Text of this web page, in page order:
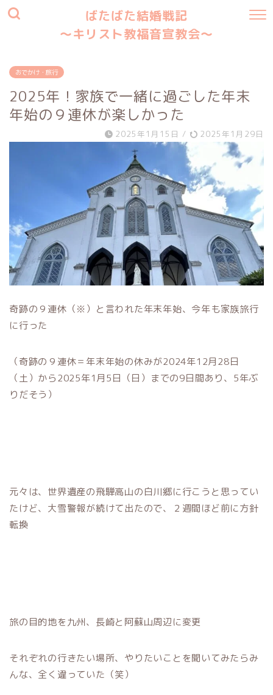
ばたばた結婚戦記
〜キリスト教福音宣教会〜
おでかけ・旅行
2025年！家族で一緒に過ごした年末
年始の９連休が楽しかった
2025年1月15日 / 2025年1月29日
奇跡の９連休（※）と言われた年末年始、今年も家族旅行
に行った
（奇跡の９連休＝年末年始の休みが2024年12月28日
（土）から2025年1月5日（日）までの9日間あり、5年ぶ
りだそう）
元々は、世界遺産の飛騨高山の白川郷に行こうと思ってい
たけど、大雪警報が続けて出たので、２週間ほど前に方針
転換
旅の目的地を九州、長崎と阿蘇山周辺に変更
それぞれの行きたい場所、やりたいことを聞いてみたらみ
んな、全く違っていた（笑）